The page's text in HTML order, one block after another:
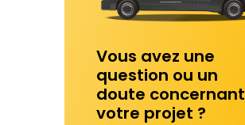
Vous avez une
question ou un
doute concernant
votre projet ?